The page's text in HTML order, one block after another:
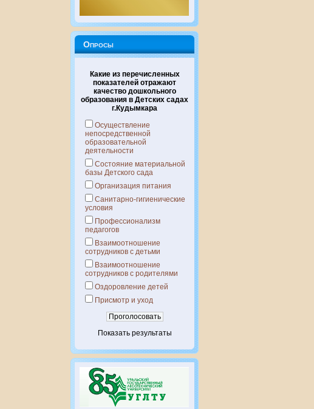
Опросы
Какие из перечисленных
показателей отражают
качество дошкольного
образования в Детских садах
г.Кудымкара
Осуществление
непосредственной
образовательной
деятельности
Состояние материальной
базы Детского сада
Организация питания
Санитарно-гигиенические
условия
Профессионализм
педагогов
Взаимоотношение
сотрудников с детьми
Взаимоотношение
сотрудников с родителями
Оздоровление детей
Присмотр и уход
Показать результаты